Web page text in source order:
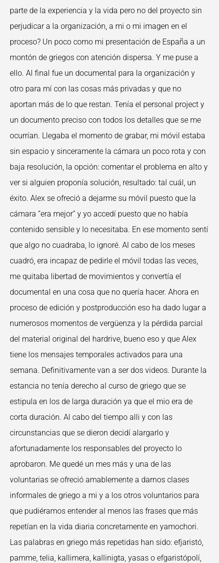
parte de la experiencia y la vida pero no del proyecto sin
perjudicar a la organización, a mi o mi imagen en el
proceso? Un poco como mi presentación de España a un
montón de griegos con atención dispersa. Y me puse a
ello. Al final fue un documental para la organización y
otro para mí con las cosas más privadas y que no
aportan más de lo que restan. Tenía el personal project y
un documento preciso con todos los detalles que se me
ocurrían. Llegaba el momento de grabar, mi móvil estaba
sin espacio y sinceramente la cámara un poco rota y con
baja resolución, la opción: comentar el problema en alto y
ver si alguien proponía solución, resultado: tal cuál, un
éxito. Alex se ofreció a dejarme su móvil puesto que la
cámara “era mejor” y yo accedí puesto que no había
contenido sensible y lo necesitaba. En ese momento sentí
que algo no cuadraba, lo ignoré. Al cabo de los meses
cuadró, era incapaz de pedirle el móvil todas las veces,
me quitaba libertad de movimientos y convertía el
documental en una cosa que no quería hacer. Ahora en
proceso de edición y postproducción eso ha dado lugar a
numerosos momentos de vergüenza y la pérdida parcial
del material original del hardrive, bueno eso y que Alex
tiene los mensajes temporales activados para una
semana. Definitivamente van a ser dos videos. Durante la
estancia no tenía derecho al curso de griego que se
estipula en los de larga duración ya que el mio era de
corta duración. Al cabo del tiempo alli y con las
circunstancias que se dieron decidí alargarlo y
afortunadamente los responsables del proyecto lo
aprobaron. Me quedé un mes más y una de las
voluntarias se ofreció amablemente a darnos clases
informales de griego a mi y a los otros voluntarios para
que pudiéramos entender al menos las frases que más
repetían en la vida diaria concretamente en yamochori.
Las palabras en griego más repetidas han sido: efjaristó,
pamme, telia, kallimera, kallinigta, yasas o efgaristópolí,